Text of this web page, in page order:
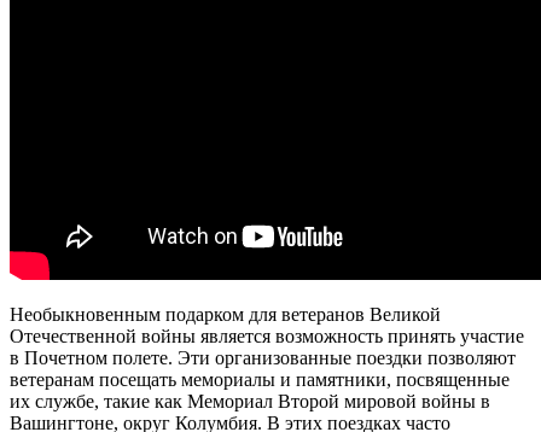
Необыкновенным подарком для ветеранов Великой
Отечественной войны является возможность принять участие
в Почетном полете. Эти организованные поездки позволяют
ветеранам посещать мемориалы и памятники, посвященные
их службе, такие как Мемориал Второй мировой войны в
Вашингтоне, округ Колумбия. В этих поездках часто